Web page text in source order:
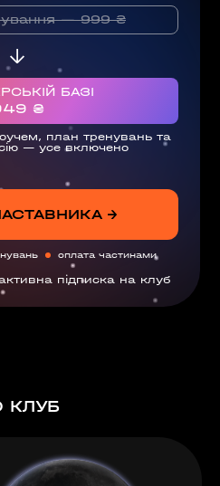
— 999 ₴
БАЗІ
₴
план тренувань та
— усе включено
→
оплата частинами
підписка на клуб
КЛУБ